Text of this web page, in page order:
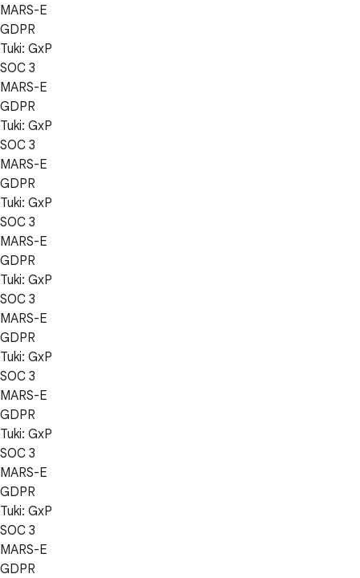
MARS-E
GDPR
Tuki: GxP
SOC 3
MARS-E
GDPR
Tuki: GxP
SOC 3
MARS-E
GDPR
Tuki: GxP
SOC 3
MARS-E
GDPR
Tuki: GxP
SOC 3
MARS-E
GDPR
Tuki: GxP
SOC 3
MARS-E
GDPR
Tuki: GxP
SOC 3
MARS-E
GDPR
Tuki: GxP
SOC 3
MARS-E
GDPR